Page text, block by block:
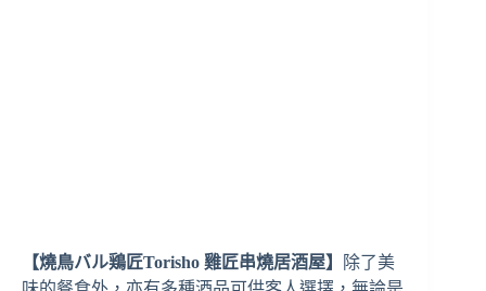
【燒鳥バル鶏匠Torisho 雞匠串燒居酒屋】
除了美